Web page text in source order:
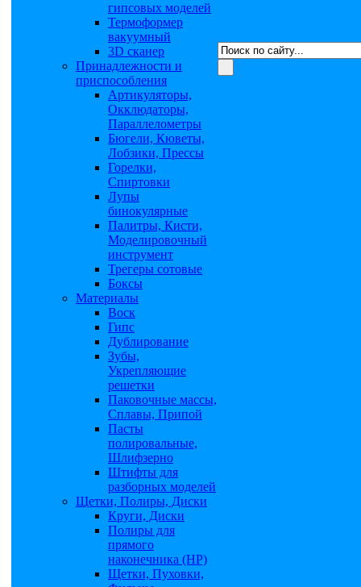
гипсовых моделей
Термоформер
вакуумный
3D сканер
Принадлежности и
приспособления
Артикуляторы,
Окклюдаторы,
Параллелометры
Бюгели, Кюветы,
Лобзики, Прессы
Горелки,
Спиртовки
Лупы
бинокулярные
Палитры, Кисти,
Моделировочный
инструмент
Трегеры сотовые
Боксы
Материалы
Воск
Гипс
Дублирование
Зубы,
Укрепляющие
решетки
Паковочные массы,
Сплавы, Припой
Пасты
полировальные,
Шлифзерно
Штифты для
разборных моделей
Щетки, Полиры, Диски
Круги, Диски
Полиры для
прямого
наконечника (НР)
Щетки, Пуховки,